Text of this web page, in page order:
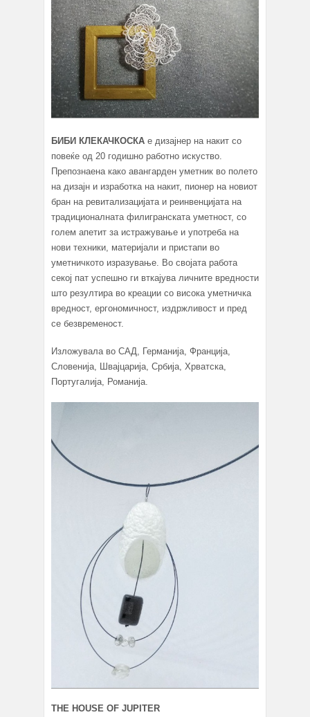
БИБИ КЛЕКАЧКОСКА е дизајнер на накит со
повеќе од 20 годишно работно искуство.
Препознаена како авангарден уметник во полето
на дизајн и изработка на накит, пионер на новиот
бран на ревитализацијата и реинвенцијата на
традиционалната филигранската уметност, со
голем апетит за истражување и употреба на
нови техники, материјали и пристапи во
уметничкото изразување. Во својата работа
секој пат успешно ги вткајува личните вредности
што резултира во креации со висока уметничка
вредност, ергономичност, издржливост и пред
се безвременост.
Изложувала во САД, Германија, Франција,
Словенија, Швајцарија, Србија, Хрватска,
Португалија, Романија.
THE HOUSE OF JUPITER